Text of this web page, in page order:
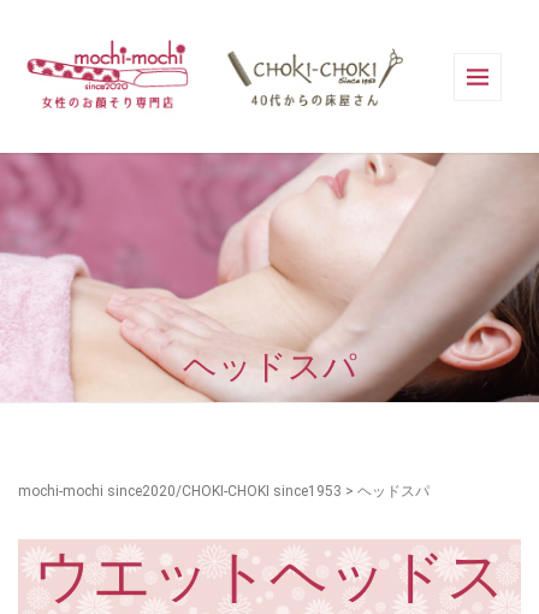
ヘッドスパ
mochi-mochi since2020/CHOKI-CHOKI since1953 > ヘッドスパ
ウエットヘッドス